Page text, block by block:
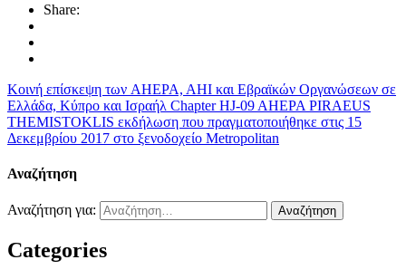
Share:
Κοινή επίσκεψη των AHEPA, AHI και Εβραϊκών Οργανώσεων σε
Ελλάδα, Κύπρο και Ισραήλ Chapter HJ-09 AHEPA PIRAEUS
THEMISTOKLIS εκδήλωση που πραγματοποιήθηκε στις 15
Δεκεμβρίου 2017 στο ξενοδοχείο Metropolitan
Αναζήτηση
Αναζήτηση για:
Categories